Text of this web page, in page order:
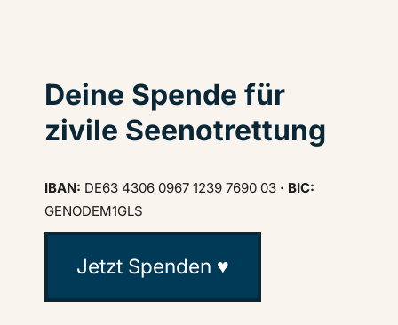
Deine Spende für
zivile Seenotrettung
IBAN: DE63 4306 0967 1239 7690 03 · BIC:
GENODEM1GLS
Jetzt Spenden ♥